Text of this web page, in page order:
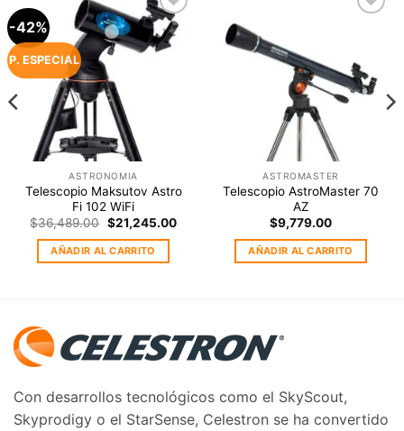
-42%
P. ESPECIAL
Agregar
a la
Lista de
ASTRONOMIA
Telescopio Maksutov Astro
Fi 102 WiFi
$36,489.00 Original
price
was:
$36,489.00.
$21,245.00Current
AÑADIR AL CARRITO
deseos
ASTROMASTER
Telescopio AstroMaster 70
AZ
$9,779.00
AÑADIR AL CARRITO
Con desarrollos tecnológicos como el SkyScout,
Skyprodigy o el StarSense, Celestron se ha convertido